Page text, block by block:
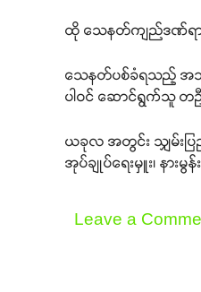
ထို သေနတ်ကျည်ဒဏ်ရာ
သေနတ်ပစ်ခံရသည့် အသ
ပါဝင် ဆောင်ရွက်သူ တဦ
ယခုလ အတွင်း သျှမ်းပြ
အုပ်ချုပ်ရေးမှူး၊ နား
Leave a